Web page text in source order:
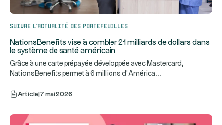
Suivre l’actualité des portefeuilles
NationsBenefits vise à combler 21 milliards de dollars dans
le système de santé américain
Grâce à une carte prépayée développée avec Mastercard,
NationsBenefits permet à 6 millions d’América
Article 7 mai 2026